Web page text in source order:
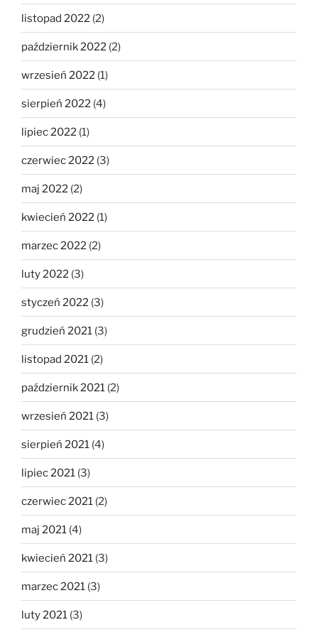
listopad 2022 (2)
październik 2022 (2)
wrzesień 2022 (1)
sierpień 2022 (4)
lipiec 2022 (1)
czerwiec 2022 (3)
maj 2022 (2)
kwiecień 2022 (1)
marzec 2022 (2)
luty 2022 (3)
styczeń 2022 (3)
grudzień 2021 (3)
listopad 2021 (2)
październik 2021 (2)
wrzesień 2021 (3)
sierpień 2021 (4)
lipiec 2021 (3)
czerwiec 2021 (2)
maj 2021 (4)
kwiecień 2021 (3)
marzec 2021 (3)
luty 2021 (3)